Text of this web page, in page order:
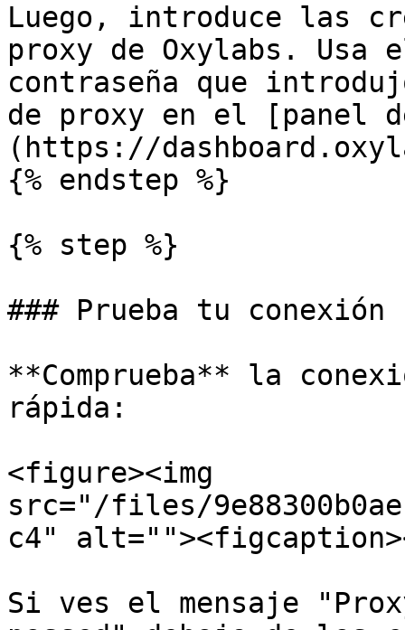
Luego, introduce las
proxy de Oxylabs. Usa
contraseña que
de proxy en el [panel
(https://
{% endstep %}
{% step %}
### Prueba tu conexión
**Comprueba** la
rápida:
<figure><img
src="/files/
c4"
Si ves el mensaje